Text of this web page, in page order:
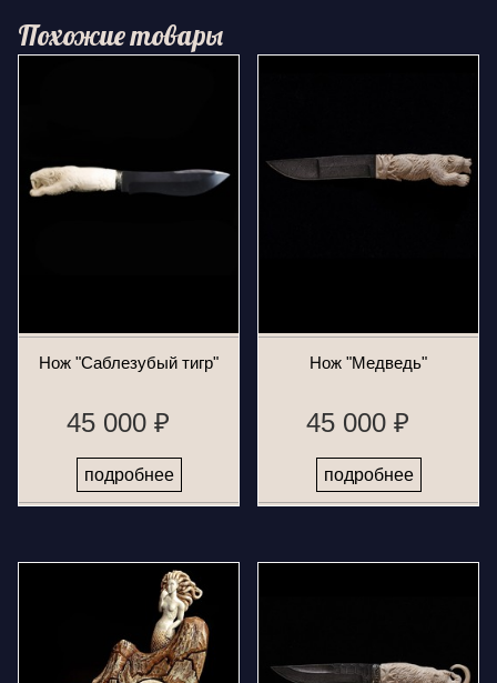
Похожие товары
Нож "Саблезубый тигр"
45 000 ₽
подробнее
Нож "Медведь"
45 000 ₽
подробнее